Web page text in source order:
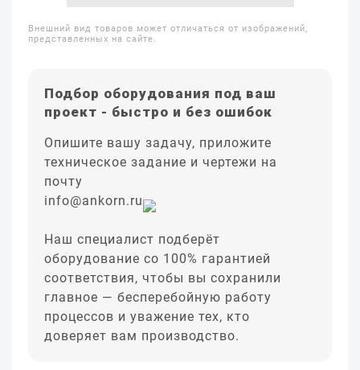
Внешний вид товаров может отличаться от изображений,
представленных на сайте.
Подбор оборудования под ваш
проект - быстро и без ошибок
Опишите вашу задачу, приложите
техническое задание и чертежи на
почту
info@ankorn.ru
Наш специалист подберёт
оборудование со 100% гарантией
соответствия, чтобы вы сохранили
главное — бесперебойную работу
процессов и уважение тех, кто
доверяет вам производство.